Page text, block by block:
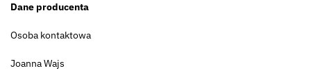
Dane producenta
Osoba kontaktowa
Joanna Wajs